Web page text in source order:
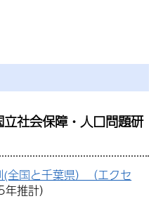
社会保障・人口問題研
全国と千葉県）（エクセ
年推計）